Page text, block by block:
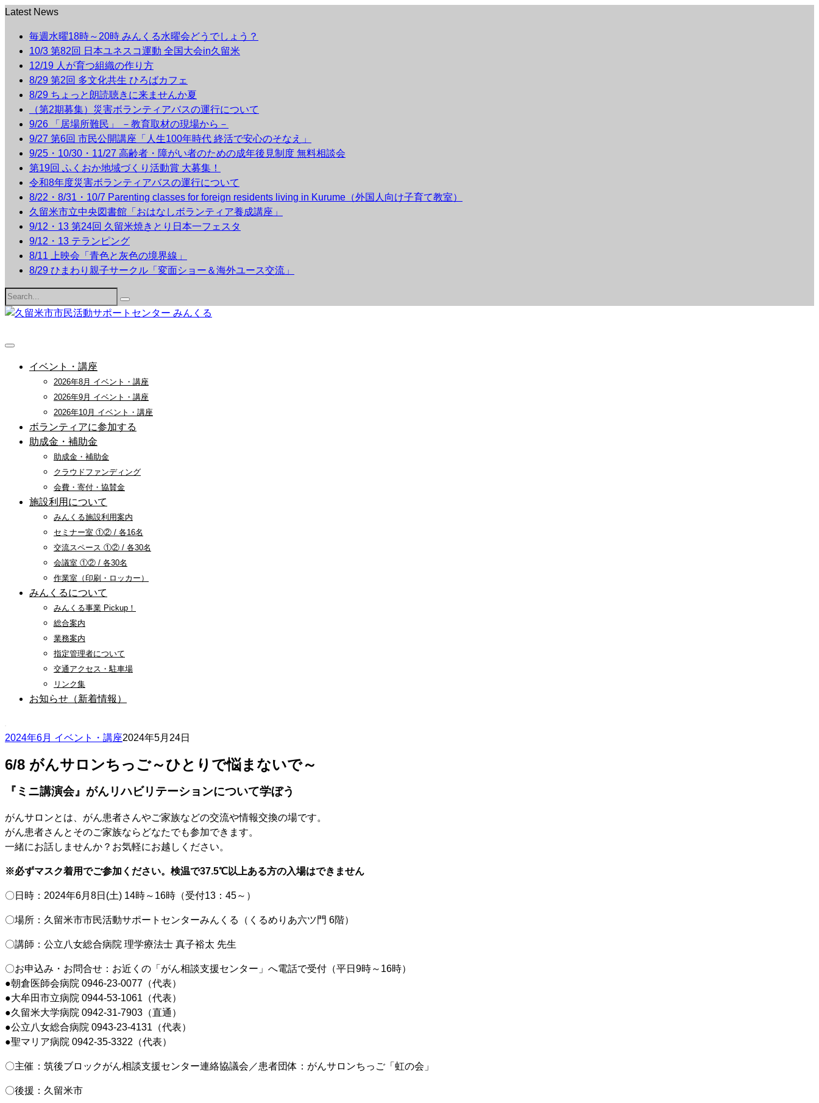
Latest News
毎週水曜18時～20時 みんくる水曜会どうでしょう？
10/3 第82回 日本ユネスコ運動 全国大会in久留米
12/19 人が育つ組織の作り方
8/29 第2回 多文化共生 ひろばカフェ
8/29 ちょっと朗読聴きに来ませんか夏
（第2期募集）災害ボランティアバスの運行について
9/26 「居場所難民」 －教育取材の現場から－
9/27 第6回 市民公開講座「人生100年時代 終活で安心のそなえ」
9/25・10/30・11/27 高齢者・障がい者のための成年後見制度 無料相談会
第19回 ふくおか地域づくり活動賞 大募集！
令和8年度災害ボランティアバスの運行について
8/22・8/31・10/7 Parenting classes for foreign residents living in Kurume（外国人向け子育て教室）
久留米市立中央図書館「おはなしボランティア養成講座」
9/12・13 第24回 久留米焼きとり日本一フェスタ
9/12・13 テランピング
8/11 上映会「青色と灰色の境界線」
8/29 ひまわり親子サークル「変面ショー＆海外ユース交流」
Search
for:
イベント・講座
2026年8月 イベント・講座
2026年9月 イベント・講座
2026年10月 イベント・講座
ボランティアに参加する
助成金・補助金
助成金・補助金
クラウドファンディング
会費・寄付・協賛金
施設利用について
みんくる施設利用案内
セミナー室 ①② / 各16名
交流スペース ①② / 各30名
会議室 ①② / 各30名
作業室（印刷・ロッカー）
みんくるについて
みんくる事業 Pickup！
総合案内
業務案内
指定管理者について
交通アクセス・駐車場
リンク集
お知らせ（新着情報）
2024年6月 イベント・講座2024年5月24日
6/8 がんサロンちっご～ひとりで悩まないで～
『ミニ講演会』がんリハビリテーションについて学ぼう
がんサロンとは、がん患者さんやご家族などの交流や情報交換の場です。
がん患者さんとそのご家族ならどなたでも参加できます。
一緒にお話しませんか？お気軽にお越しください。
※必ずマスク着用でご参加ください。検温で37.5℃以上ある方の入場はできません
〇日時：2024年6月8日(土) 14時～16時（受付13：45～）
〇場所：久留米市市民活動サポートセンターみんくる（くるめりあ六ツ門 6階）
〇講師：公立八女総合病院 理学療法士 真子裕太 先生
〇お申込み・お問合せ：お近くの「がん相談支援センター」へ電話で受付（平日9時～16時）
●朝倉医師会病院 0946-23-0077（代表）
●大牟田市立病院 0944-53-1061（代表）
●久留米大学病院 0942-31-7903（直通）
●公立八女総合病院 0943-23-4131（代表）
●聖マリア病院 0942-35-3322（代表）
〇主催：筑後ブロックがん相談支援センター連絡協議会／患者団体：がんサロンちっご「虹の会」
〇後援：久留米市